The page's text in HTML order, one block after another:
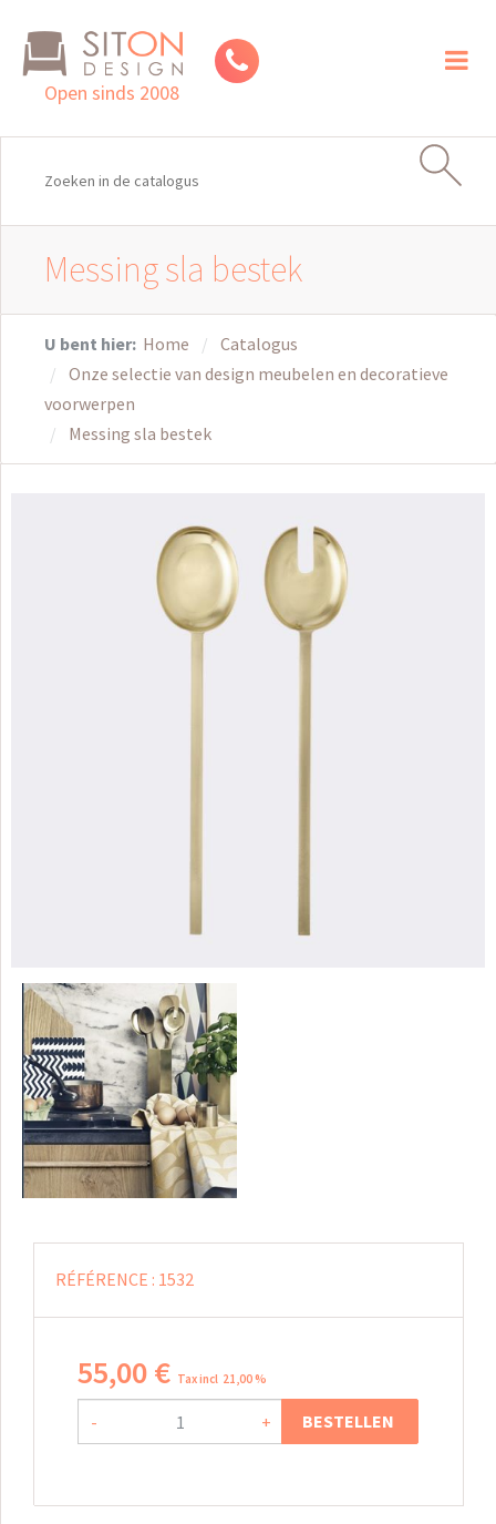
Open sinds 2008
Messing sla bestek
U bent hier: Home
Catalogus
Onze selectie van design meubelen en decoratieve
voorwerpen
Messing sla bestek
RÉFÉRENCE : 1532
55,00€ Tax incl 21,00 %
- + BESTELLEN